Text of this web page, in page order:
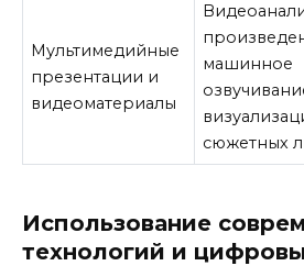
Мультимедийные
презентации и
видеоматериалы
машинное
сюжетных
Использование
технологий и